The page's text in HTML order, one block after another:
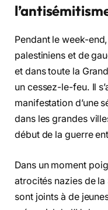
Pendant le week-
palestiniens et de
et dans toute la
un cessez-le-feu. Il
manifestation d’une
dans les grandes
début de la guerre
Dans un moment
atrocités nazies de
sont joints à de